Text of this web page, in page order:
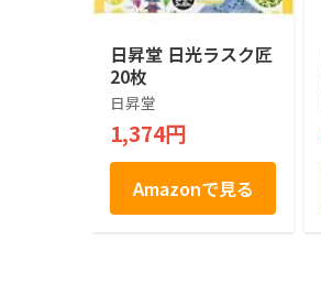
日昇堂 日光ラスク匠
20枚
日昇堂
1,374円
Amazonで見る